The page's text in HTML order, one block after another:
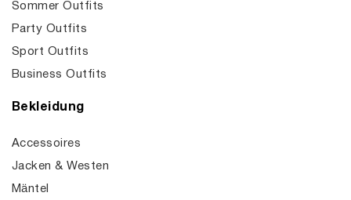
Sommer Outfits
Party Outfits
Sport Outfits
Business Outfits
Bekleidung
Accessoires
Jacken & Westen
Mäntel